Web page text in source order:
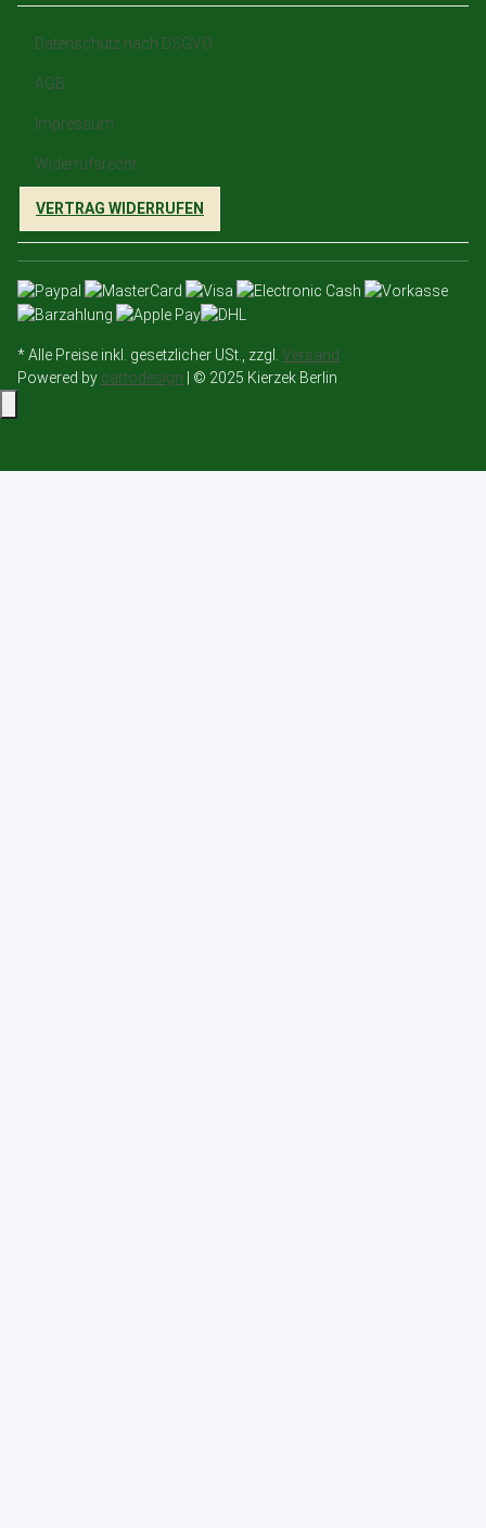
Datenschutz nach DSGVO
AGB
Impressum
Widerrufsrecht
VERTRAG WIDERRUFEN
* Alle Preise inkl. gesetzlicher USt., zzgl. Versand
Powered by cartodesign | © 2025 Kierzek Berlin